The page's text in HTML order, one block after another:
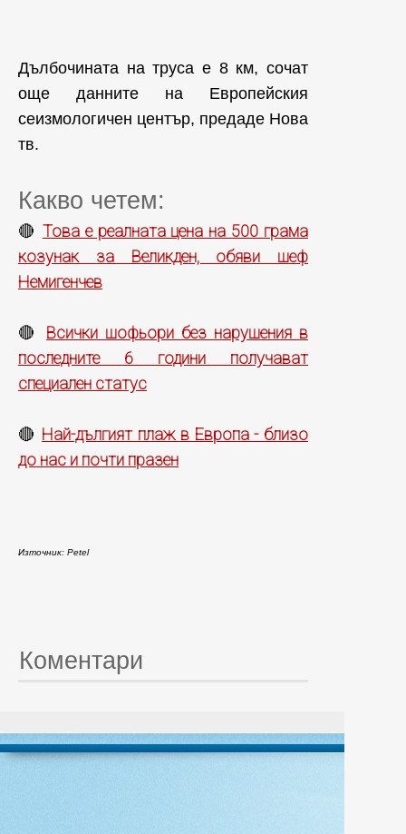
Дълбочината на труса е 8 км, сочат
още данните на Европейския
сеизмологичен център, предаде Нова
тв.
Какво четем:
🔴 Това е реалната цена на 500 грама
козунак за Великден, обяви шеф
Немигенчев
🔴 Всички шофьори без нарушения в
последните 6 години получават
специален статус
🔴 Най-дългият плаж в Европа - близо
до нас и почти празен
Източник: Petel
Коментари